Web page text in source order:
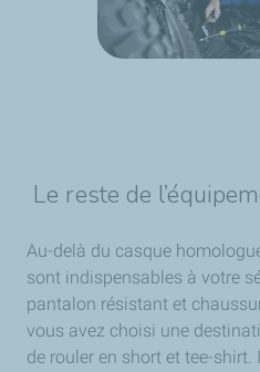
Le reste de
Au-delà du casque
sont indispensables à votre
pantalon résistant et
vous avez choisi une
de rouler en short et tee-shirt.